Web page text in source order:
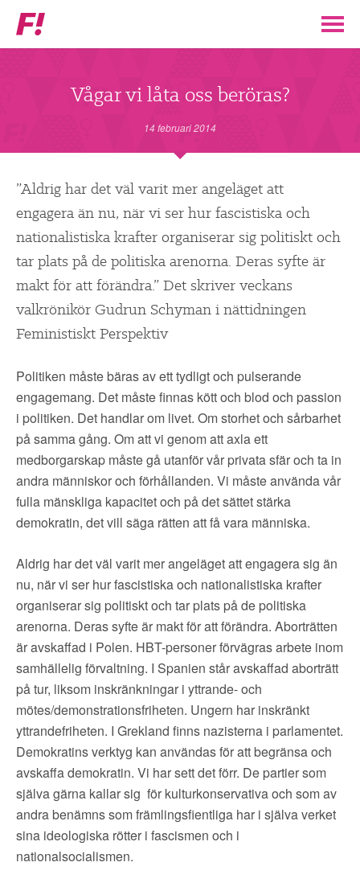
Feministiskt
initiativ
ENGAGERA DIG I F! ▼
ENAD RÖST
PARTILEDARE
FÖR MEDLEMMAR ▼
NYHETER
SÖK
Vågar vi låta oss beröras?
14 februari 2014
”Aldrig har det väl varit mer angeläget att
engagera än nu, när vi ser hur fascistiska och
nationalistiska krafter organiserar sig politiskt och
tar plats på de politiska arenorna. Deras syfte är
makt för att förändra.” Det skriver veckans
valkrönikör Gudrun Schyman i nättidningen
Feministiskt Perspektiv
Politiken måste bäras av ett tydligt och pulserande
engagemang. Det måste finnas kött och blod och passion
i politiken. Det handlar om livet. Om storhet och sårbarhet
på samma gång. Om att vi genom att axla ett
medborgarskap måste gå utanför vår privata sfär och ta in
andra människor och förhållanden. Vi måste använda vår
fulla mänskliga kapacitet och på det sättet stärka
demokratin, det vill säga rätten att få vara människa.
Aldrig har det väl varit mer angeläget att engagera sig än
nu, när vi ser hur fascistiska och nationalistiska krafter
organiserar sig politiskt och tar plats på de politiska
arenorna. Deras syfte är makt för att förändra. Aborträtten
är avskaffad i Polen. HBT-personer förvägras arbete inom
samhällelig förvaltning. I Spanien står avskaffad aborträtt
på tur, liksom inskränkningar i yttrande- och
mötes/demonstrationsfriheten. Ungern har inskränkt
yttrandefriheten. I Grekland finns nazisterna i parlamentet.
Demokratins verktyg kan användas för att begränsa och
avskaffa demokratin. Vi har sett det förr. De partier som
själva gärna kallar sig för kulturkonservativa och som av
andra benämns som främlingsfientliga har i själva verket
sina ideologiska rötter i fascismen och i
nationalsocialismen.